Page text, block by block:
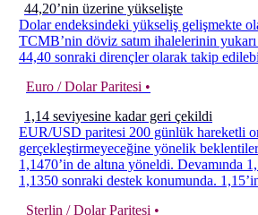
44,20’nin üzerine yükselişte
Dolar endeksindeki yükseliş gelişmekte
TCMB’nin döviz satım ihalelerinin
44,40 sonraki dirençler olarak takip
Euro / Dolar Paritesi •
1,14 seviyesine kadar geri çekildi
EUR/USD paritesi 200 günlük hareketli
gerçekleştirmeyeceğine yönelik
1,1470’in de altına yöneldi. Devamında
1,1350 sonraki destek konumunda.
Sterlin / Dolar Paritesi •